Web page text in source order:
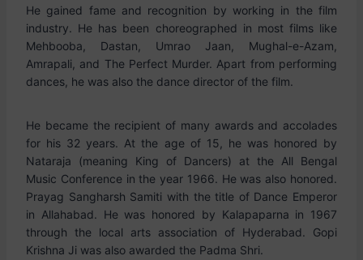
He gained fame and recognition by working in the film
industry. He has been choreographed in most films like
Mehbooba, Dastan, Umrao Jaan, Mughal-e-Azam,
Amrapali, and The Perfect Murder. Apart from performing
dances, he was also the dance director of the film.
He became the recipient of many awards and accolades
for his 32 years. At the age of 15, he was honored by
Nataraja (meaning King of Dancers) at the All Bengal
Music Conference in the year 1966. He was also honored.
Prayag Sangharsh Samiti with the title of Dance Emperor
in Allahabad. He was honored by Kalapaparna in 1967
through the local arts association of Hyderabad. Gopi
Krishna Ji was also awarded the Padma Shri.